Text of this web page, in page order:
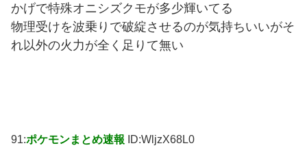
かげで特殊オニシズクモが多少輝いてる
物理受けを波乗りで破綻させるのが気持ちいいがそ
れ以外の火力が全く足りて無い
91:ポケモンまとめ速報 ID:WljzX68L0